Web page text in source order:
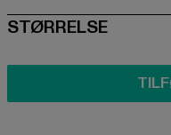
SIZE
STØRRELSE